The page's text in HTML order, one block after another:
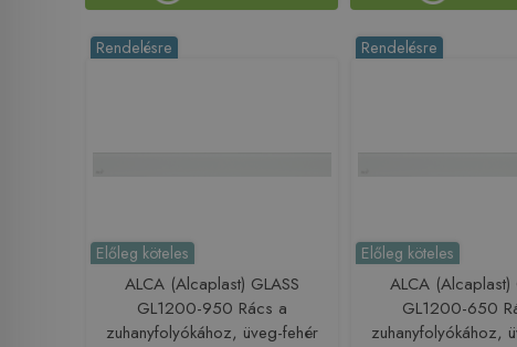
Rendelésre
Előleg köteles
ALCA (Alcaplast) GLASS
GL1200-950 Rács a
zuhanyfolyókához, üveg-fehér
Rendelésre
Előleg köteles
ALCA (Alcaplast)
GL1200-650
zuhanyfolyókához,